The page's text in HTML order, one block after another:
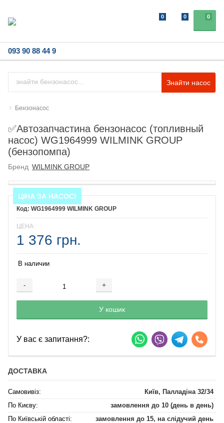
0
0 0
093 90 88 44 9
Знайти насос
Бензонасос
✅Автозапчастина бензонасос (топливный
насос) WG1964999 WILMINK GROUP
(бензопомпа)
Бренд WILMINK GROUP
ЦІНА ЗА НАСОС!
WG1964999 WILMINK GROUP
ЦЕНА
1 376 грн.
В наличии
- +
Добавляется...
У кошик
Добавлен
У вас є запитання?:
ДОСТАВКА
Самовивіз:
Київ, Палладіна 32/34
По Києву:
замовлення до 10 (день в день)
По Київській області:
замовлення до 15, на слідучий день